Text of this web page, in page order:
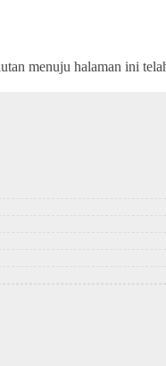
menuju halaman ini